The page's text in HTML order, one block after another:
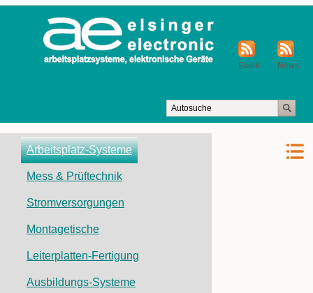
News
Event
Navigation
überspringen
Arbeitsplatz-Systeme
Mess & Prüftechnik
Stromversorgungen
Montagetische
Leiterplatten-Fertigung
Ausbildungs-Systeme